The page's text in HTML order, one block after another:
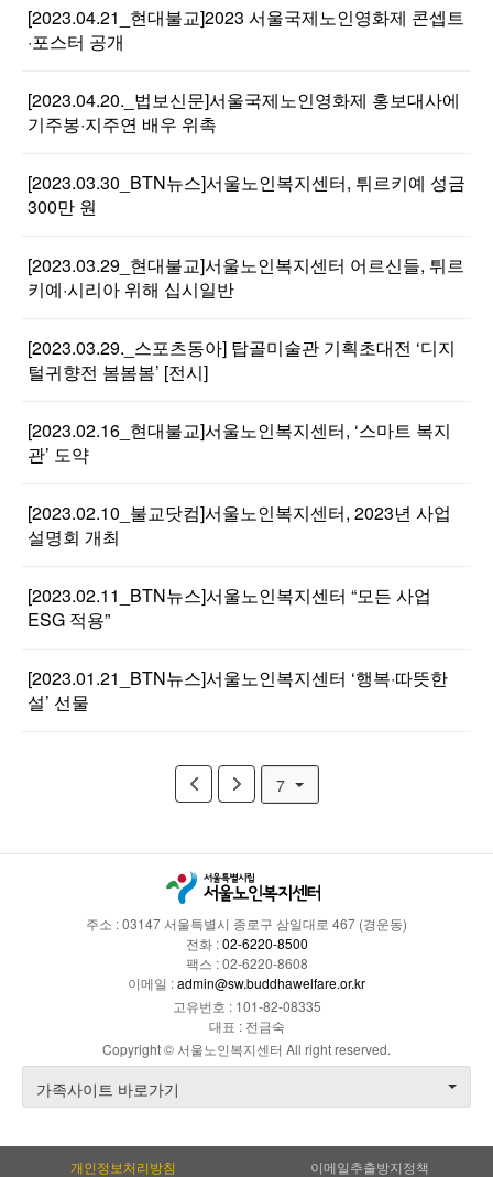
[2023.04.21_현대불교]2023 서울국제노인영화제 콘셉트
·포스터 공개
[2023.04.20._법보신문]서울국제노인영화제 홍보대사에
기주봉·지주연 배우 위촉
[2023.03.30_BTN뉴스]서울노인복지센터, 튀르키예 성금
300만 원
[2023.03.29_현대불교]서울노인복지센터 어르신들, 튀르
키예·시리아 위해 십시일반
[2023.03.29._스포츠동아] 탑골미술관 기획초대전 ‘디지
털귀향전 봄봄봄’ [전시]
[2023.02.16_현대불교]서울노인복지센터, ‘스마트 복지
관’ 도약
[2023.02.10_불교닷컴]서울노인복지센터, 2023년 사업
설명회 개최
[2023.02.11_BTN뉴스]서울노인복지센터 “모든 사업
ESG 적용”
[2023.01.21_BTN뉴스]서울노인복지센터 ‘행복·따뜻한
설’ 선물
7
주소 : 03147 서울특별시 종로구 삼일대로 467 (경운동)
전화 :02-6220-8500
팩스 : 02-6220-8608
이메일 :admin@sw.buddhawelfare.or.kr
고유번호 : 101-82-08335
대표 : 전금숙
Copyright © 서울노인복지센터 All right reserved.
가족사이트 바로가기
개인정보처리방침 이메일추출방지정책